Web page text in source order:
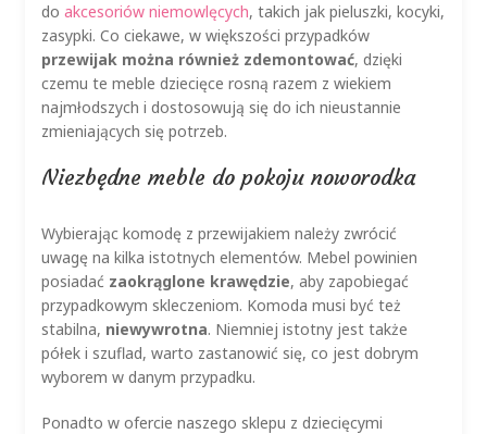
do akcesoriów niemowlęcych, takich jak pieluszki, kocyki,
zasypki. Co ciekawe, w większości przypadków
przewijak można również zdemontować, dzięki
czemu te meble dziecięce rosną razem z wiekiem
najmłodszych i dostosowują się do ich nieustannie
zmieniających się potrzeb.
Niezbędne meble do pokoju noworodka
Wybierając komodę z przewijakiem należy zwrócić
uwagę na kilka istotnych elementów. Mebel powinien
posiadać zaokrąglone krawędzie, aby zapobiegać
przypadkowym skleczeniom. Komoda musi być też
stabilna, niewywrotna. Niemniej istotny jest także
półek i szuflad, warto zastanowić się, co jest dobrym
wyborem w danym przypadku.
Ponadto w ofercie naszego sklepu z dziecięcymi